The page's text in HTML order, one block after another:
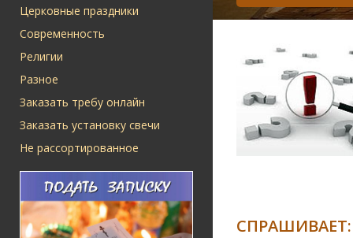
Церковные праздники
Современность
Религии
Разное
Заказать требу онлайн
Заказать установку свечи
Не рассортированное
СПРАШИВАЕТ: